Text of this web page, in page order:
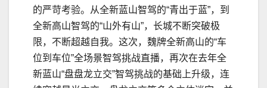
的严苛考验。从全新蓝山智驾的“青出于蓝”，到
全新高山智驾的“山外有山”，长城不断突破极
限，不断超越自我。这次，魏牌全新高山的“车
位到车位”全场景智驾挑战直播，再次在去年全
新蓝山“盘盘龙立交”智驾挑战的基础上升级，连